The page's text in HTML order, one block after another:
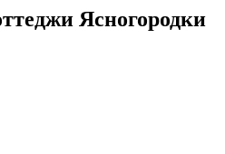
Ясногородки